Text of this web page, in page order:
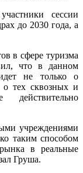
сессии
до 2030 года, а
в сфере туризма
что в данном
не только о
тех сквозных и
действительно
учреждениями
таким способом
в реальные
Груша.